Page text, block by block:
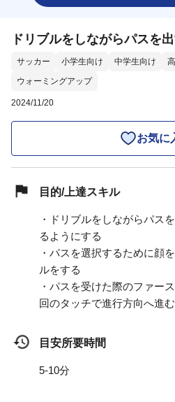
ドリブルをしながらパスを
サッカー 小学生向け 中学生向け
ウォーミングアップ
2024/11/20
お気に
目的/上達スキル
・ドリブルをしながらパス
るようにする
・パスを選択するために顔
ルをする
・パスを受けた際のファー
回のタッチで進行方向へ進む
目安所要時間
5-10分